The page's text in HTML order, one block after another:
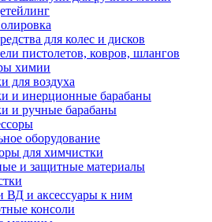
для колес и дисков
пистолетов, ковров, шлангов
химии
для воздуха
и инерционные барабаны
и ручные барабаны
оборудование
для химчистки
и защитные материалы
ВД и аксессуары к ним
консоли